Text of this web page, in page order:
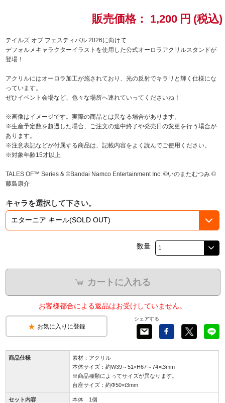
ラブライブ！シリーズ
ラブライブ！
ラブライブ！サンシャイン‼
ラブライブ！スーパースター!!
アイドリッシュセブン
モフモフパレード
販売価格： 1,200 円 (税込)
テイルズ オブ フェスティバル 2026に向けて
デフォルメキャラクターイラストを使用した公式オーロラアクリルスタンドが
登場！
アクリルにはオーロラ加工が施されており、光の反射でキラリと輝く仕様にな
っています。
ぜひイベント会場など、色々な場所へ連れていってくださいね！
※画像はイメージです。実際の商品とは異なる場合があります。
※生産予定数を超過した場合、ご注文の途中終了や発売日の変更を行う場合が
あります。
※注意表記などが付属する商品は、記載内容をよく読んでご使用ください。
※対象年齢15才以上
TALES OF™ Series & ©Bandai Namco Entertainment Inc. ©いのまたむつみ ©
藤島康介
キャラを選択して下さい。
数量
カートに入れる
お客様都合による返品はお受けしていません。
お気に入りに登録
シェアする
商品仕様
素材：アクリル
本体サイズ：約W39～51×H67～74×t3mm
※商品種類によってサイズが異なります。
台座サイズ：約Φ50×t3mm
セット内容
本体 1個